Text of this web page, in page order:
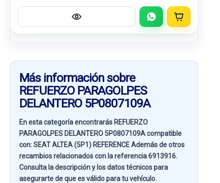
Más información sobre
REFUERZO PARAGOLPES
DELANTERO 5P0807109A
En esta categoría encontrarás REFUERZO
PARAGOLPES DELANTERO 5P0807109A compatible
con:SEAT ALTEA (5P1) REFERENCEAdemás de otros
recambios relacionados con la referencia6913916.
Consulta la descripción y los datos técnicos para
asegurarte de que es válido para tu vehículo.